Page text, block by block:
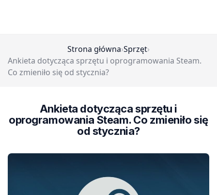
Strona główna›Sprzęt›
Ankieta dotycząca sprzętu i oprogramowania Steam.
Co zmieniło się od stycznia?
Ankieta dotycząca sprzętu i
oprogramowania Steam. Co zmieniło się
od stycznia?